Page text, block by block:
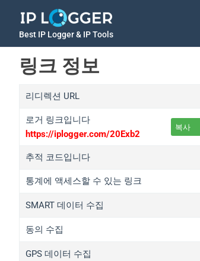
Best IP Logger & IP Tools
링크 정보
리디렉션 URL
로거 링크입니다
https://iplogger.com/20Exb2
복사
추적 코드입니다
통계에 액세스할 수 있는 링크
SMART 데이터 수집
동의 수집
GPS 데이터 수집